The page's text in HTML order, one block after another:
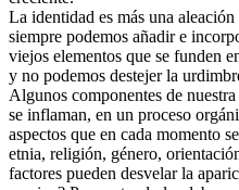
La identidad es más una
siempre podemos añadir e
viejos elementos que se funden
y no podemos destejer la
Algunos componentes de
se inflaman, en un proceso
aspectos que en cada momento
etnia, religión, género,
factores pueden desvelar la